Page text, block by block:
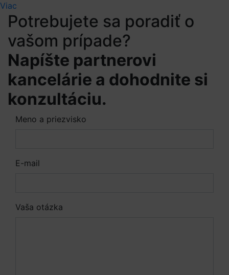
Viac
Potrebujete sa poradiť o
vašom prípade?
Napíšte partnerovi
kancelárie a dohodnite si
konzultáciu.
Meno a priezvisko
E-mail
Vaša otázka